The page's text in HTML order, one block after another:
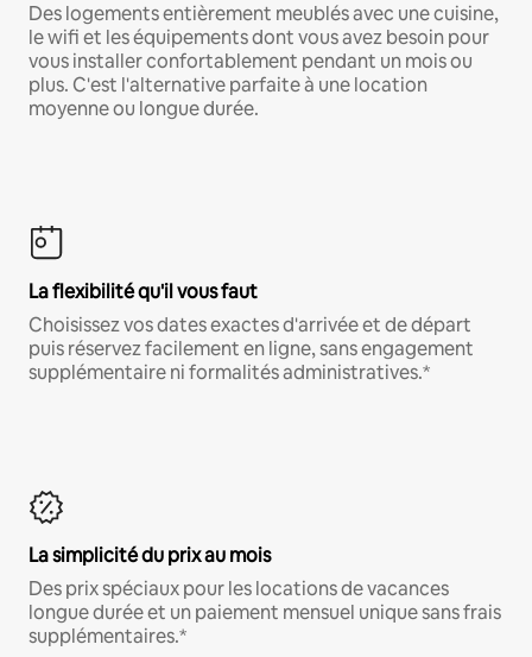
Des logements entièrement meublés avec une cuisine,
le wifi et les équipements dont vous avez besoin pour
vous installer confortablement pendant un mois ou
plus. C'est l'alternative parfaite à une location
moyenne ou longue durée.
La flexibilité qu'il vous faut
Choisissez vos dates exactes d'arrivée et de départ
puis réservez facilement en ligne, sans engagement
supplémentaire ni formalités administratives.*
La simplicité du prix au mois
Des prix spéciaux pour les locations de vacances
longue durée et un paiement mensuel unique sans frais
supplémentaires.*